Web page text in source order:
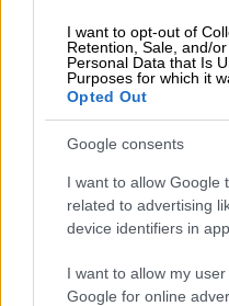
I want to opt-out of
Retention, Sale, and/
Personal Data that Is
Purposes for which it
Opted Out
Google consents
I want to allow Google
related to advertising
device identifiers in
I want to allow my
Google for online
Πιθανή είναι η
και σε άλλα νησιά,
και Ηράκλειο,
καθηγητής
Επιτροπής
Μαγιορκίνης,
προβληματίζει τους
νυχτερινή
όπως τόνισε ο κ.